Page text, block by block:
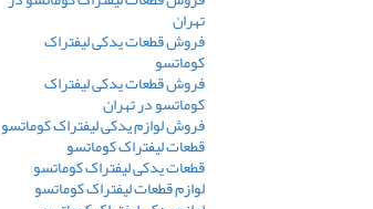
تهران
فروش قطعات یدکی لیفتراک
کوماتسو
فروش قطعات یدکی لیفتراک
کوماتسو در تهران
فروش لوازم یدکی لیفتراک کوماتسو
قطعات لیفتراک کوماتسو
قطعات یدکی لیفتراک کوماتسو
لوازم قطعات لیفتراک کوماتسو